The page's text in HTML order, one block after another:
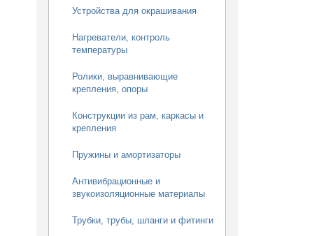
Устройства для окрашивания
Нагреватели, контроль
температуры
Ролики, выравнивающие
крепления, опоры
Конструкции из рам, каркасы и
крепления
Пружины и амортизаторы
Антивибрационные и
звукоизоляционные материалы
Трубки, трубы, шланги и фитинги